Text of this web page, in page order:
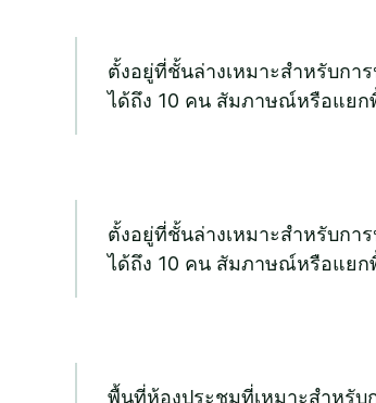
ตั้งอยู่ที่ชั้นล่างเหมาะสำหรับกา
ได้ถึง 10 คน สัมภาษณ์หรือแยก
ตั้งอยู่ที่ชั้นล่างเหมาะสำหรับกา
ได้ถึง 10 คน สัมภาษณ์หรือแยก
พื้นที่ห้องประชุมที่เหมาะสำหรับ